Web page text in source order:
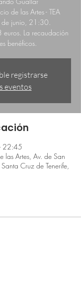
de las Artes - TEA
de junio, 21:30.
La recaudación
benéficos.
registrarse
eventos
22:45
las Artes, Av. de San
Cruz de Tenerife,